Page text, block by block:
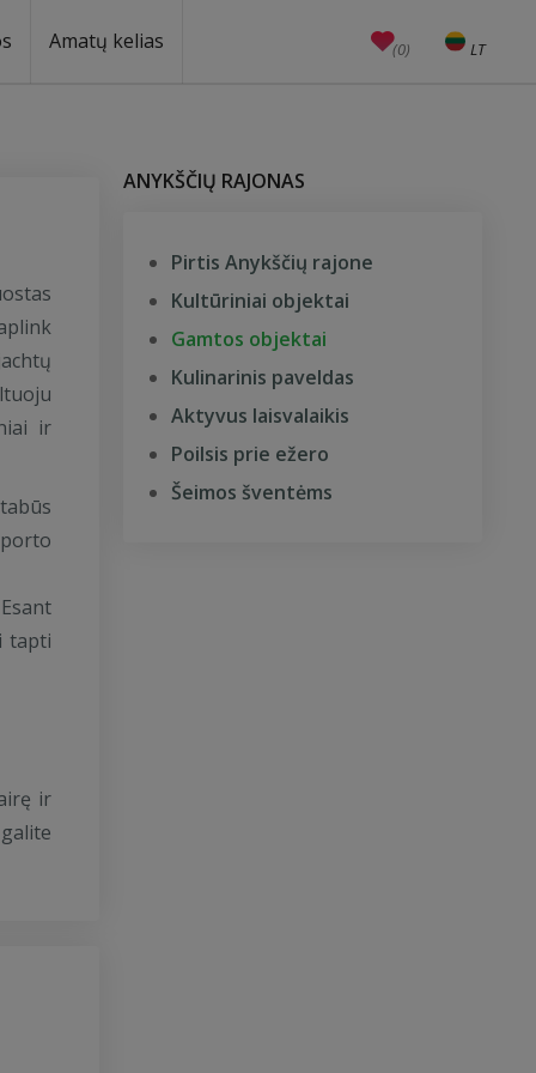
Amatų kelias (0) LT
EN
ir
tapti
ir
ANYKŠČIŲ RAJONAS
Pirtis Anykščių rajone
Kultūriniai objektai
Gamtos objektai
Kulinarinis paveldas
Aktyvus laisvalaikis
Poilsis prie ežero
Šeimos šventėms